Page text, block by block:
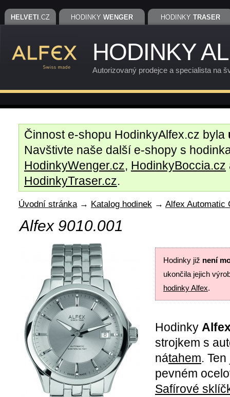
HELVETI .CZ HODINKY WENGER HODINKYTRASER
HODINKY
Autorizovaný prodejce a specialista na
Činnost e-shopu HodinkyAlfex.cz byla
Navštivte naše další e-shopy s
HodinkyWenger.cz, HodinkyBoccia.cz
HodinkyTraser.cz.
Úvodní stránka→ Katalog hodinek → Alfex Automatic
Alfex 9010.001
Hodinky již není
ukončila jejich
hodinky Alfex.
Hodinky
strojkem s
nátahem.
pevném
Safírové